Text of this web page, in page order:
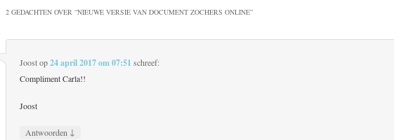
2 GEDACHTEN OVER “NIEUWE VERSIE VAN DOCUMENT ZOCHERS ONLINE”
Joostop24 april 2017 om 07:51 schreef:
Compliment Carla!!
Joost
Antwoorden ↓